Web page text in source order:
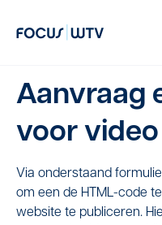
Aanvraag
voor video
Via onderstaand
om een de HTML-code
website te publiceren.